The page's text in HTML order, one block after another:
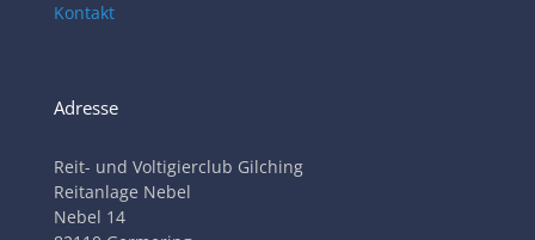
Kontakt
Adresse
Reit- und Voltigierclub Gilching
Reitanlage Nebel
Nebel 14